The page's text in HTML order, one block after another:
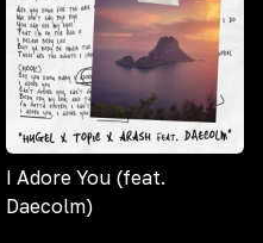
I Adore You (feat.
Daecolm)